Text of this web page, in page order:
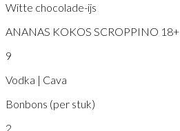
Witte chocolade-ijs
ANANAS KOKOS SCROPPINO 18+
9
Vodka | Cava
Bonbons (per stuk)
2